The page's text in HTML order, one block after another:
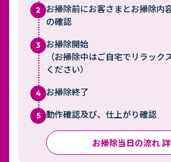
2
お掃除前にお客さまとお掃除内
の確認
3
お掃除開始
（お掃除中はご自宅でリラック
ください）
4 お掃除終了
5 動作確認及び、仕上がり確認
お掃除当日の流れ